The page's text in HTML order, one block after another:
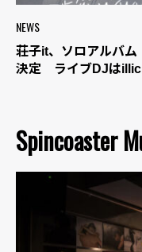
NEWS
荘子it、ソロアルバム
決定 ライブDJは
Spincoaster